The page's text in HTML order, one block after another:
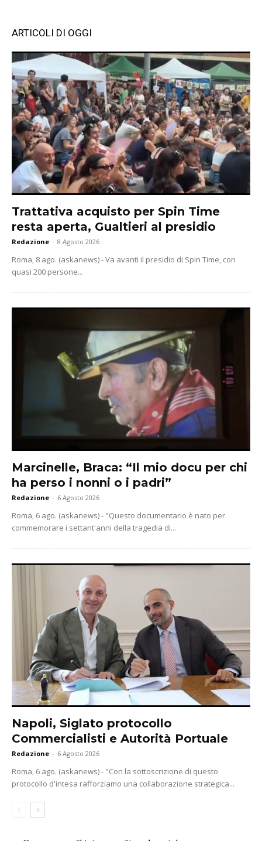
ARTICOLI DI OGGI
Trattativa acquisto per Spin Time
resta aperta, Gualtieri al presidio
Redazione - 8 Agosto 2026
Roma, 8 ago. (askanews) - Va avanti il presidio di Spin Time, con
quasi 200 persone...
Marcinelle, Braca: “Il mio docu per chi
ha perso i nonni o i padri”
Redazione - 6 Agosto 2026
Roma, 6 ago. (askanews) - "Questo documentario è nato per
commemorare i settant'anni della tragedia di...
Napoli, Siglato protocollo
Commercialisti e Autorità Portuale
Redazione - 6 Agosto 2026
Roma, 6 ago. (askanews) - "Con la sottoscrizione di questo
protocollo d'intesa rafforziamo una collaborazione strategica...